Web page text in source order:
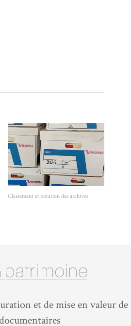
Classement et cotation des archives
et de mise en valeur de